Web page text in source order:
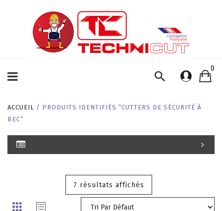
0
ACCUEIL / PRODUITS IDENTIFIÉS “CUTTERS DE SÉCURITÉ À
BEC”
7 résultats affichés